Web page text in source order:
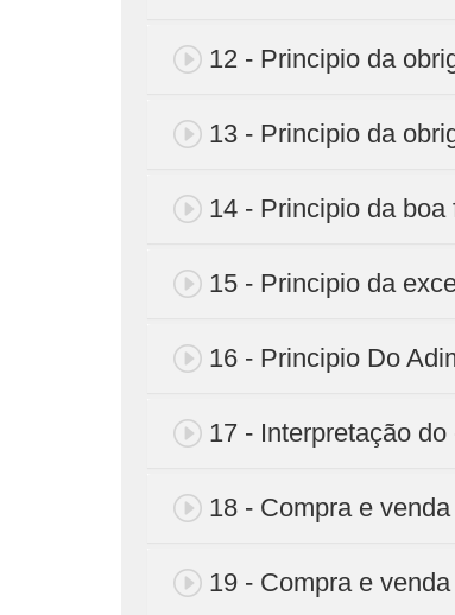
12 - Principio da
13 - Principio da
14 - Principio da boa
15 - Principio da
16 - Principio Do
17 - Interpretação
18 - Compra e
19 - Compra e